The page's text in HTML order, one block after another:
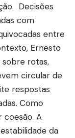
Decisões
com
entre
Ernesto
sobre rotas,
circular de
respostas
Como
coesão. A
da